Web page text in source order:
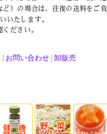
お問い合わせ 卸販売